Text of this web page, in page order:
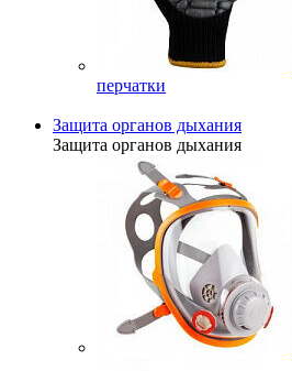
перчатки
Защита органов дыхания
Защита органов дыхания